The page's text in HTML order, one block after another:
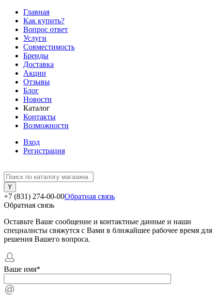
Главная
Как купить?
Вопрос ответ
Услуги
Совместимость
Бренды
Доставка
Акции
Отзывы
Блог
Новости
Каталог
Контакты
Возможности
Вход
Регистрация
+7 (831) 274-00-00Обратная связь
Обратная связь
Оставьте Ваше сообщение и контактные данные и наши
специалисты свяжутся с Вами в ближайшее рабочее время для
решения Вашего вопроса.
Ваше имя*